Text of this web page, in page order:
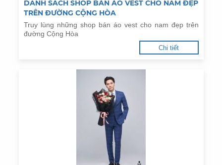
DANH SÁCH SHOP BÁN ÁO VEST CHO NAM ĐẸP
TRÊN ĐƯỜNG CỘNG HÒA
Truy lùng những shop bán áo vest cho nam đẹp trên
đường Cộng Hòa
Chi tiết